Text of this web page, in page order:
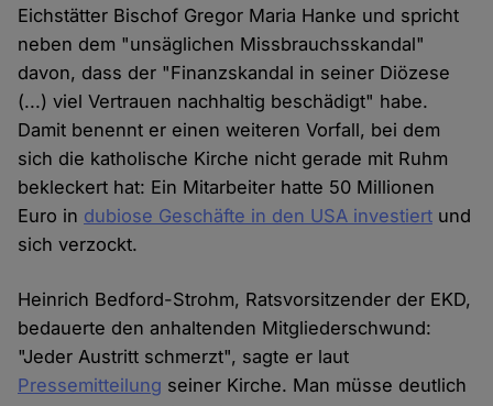
Eichstätter Bischof Gregor Maria Hanke und spricht
neben dem "unsäglichen Missbrauchsskandal"
davon, dass der "Finanzskandal in seiner Diözese
(...) viel Vertrauen nachhaltig beschädigt" habe.
Damit benennt er einen weiteren Vorfall, bei dem
sich die katholische Kirche nicht gerade mit Ruhm
bekleckert hat: Ein Mitarbeiter hatte 50 Millionen
Euro in dubiose Geschäfte in den USA investiert und
sich verzockt.
Heinrich Bedford-Strohm, Ratsvorsitzender der EKD,
bedauerte den anhaltenden Mitgliederschwund:
"Jeder Austritt schmerzt", sagte er laut
Pressemitteilung seiner Kirche. Man müsse deutlich